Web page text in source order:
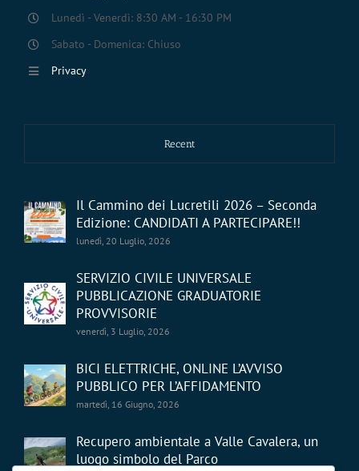
Lunedì - Venerdì: 8:30 AM - 16:30 PM
Sabato - Domenica: Chiuso
Privacy
Recent
Il Cammino dei Lucretili 2026 – Seconda
Edizione: CANDIDATI A PARTECIPARE!!
lunedì, 20 Luglio, 2026
SERVIZIO CIVILE UNIVERSALE
PUBBLICAZIONE GRADUATORIE
PROVVISORIE
venerdì, 3 Luglio, 2026
BICI ELETTRICHE, ONLINE L’AVVISO
PUBBLICO PER L’AFFIDAMENTO
martedì, 16 Giugno, 2026
Recupero ambientale a Valle Cavalera, un
luogo simbolo del Parco